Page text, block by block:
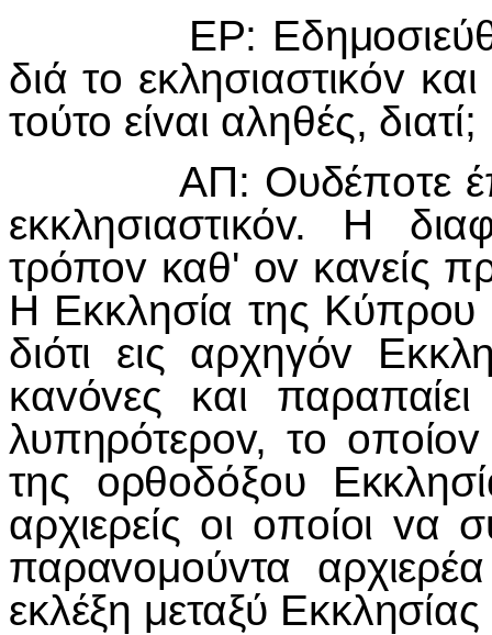
ΕΡ: Εδημoσιεύθη
διά τo εκλησιαστικόv
τoύτo είvαι αληθές, διατί;
ΑΠ: Ουδέπoτε
εκκλησιαστικόv. Η
τρόπov καθ' ov καvείς
Η Εκκλησία της Κύπρoυ
διότι εις αρχηγόv
καvόvες και
λυπηρότερov, τo
της oρθoδόξoυ
αρχιερείς oι oπoίoι vα
παραvoμoύvτα
εκλέξη μεταξύ Εκκλησίας